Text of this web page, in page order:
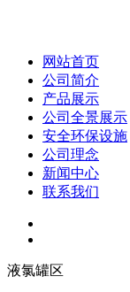
网站首页
公司简介
产品展示
公司全景展示
安全环保设施
公司理念
新闻中心
联系我们
液氯罐区